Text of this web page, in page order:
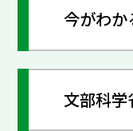
今がわか
文部科学